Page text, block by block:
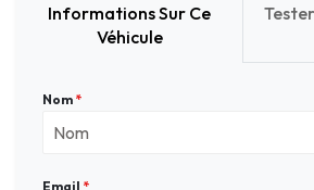
Informations Sur Ce
Véhicule
Nom *
Email *